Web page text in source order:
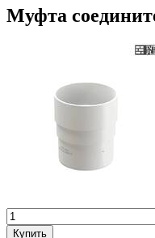
Муфта